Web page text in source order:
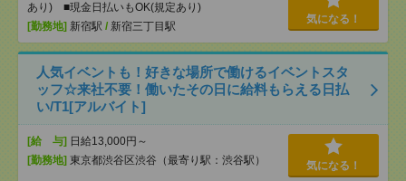
あり) ■現金日払いもOK(規定あり)
[勤務地] 新宿駅 / 新宿三丁目駅
気になる！
人気イベントも！好きな場所で働けるイベントスタ
ッフ☆来社不要！働いたその日に給料もらえる日払
い/T1[アルバイト]
[給 与] 日給13,000円～
[勤務地] 東京都渋谷区渋谷（最寄り駅：渋谷駅） 気になる！